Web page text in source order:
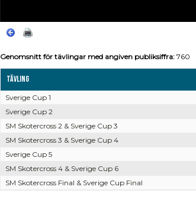
Genomsnitt för tävlingar med angiven publiksiffra: 760
Tävling
Sverige Cup 1
Sverige Cup 2
SM Skotercross 2 & Sverige Cup 3
SM Skotercross 3 & Sverige Cup 4
Sverige Cup 5
SM Skotercross 4 & Sverige Cup 6
SM Skotercross Final & Sverige Cup Final